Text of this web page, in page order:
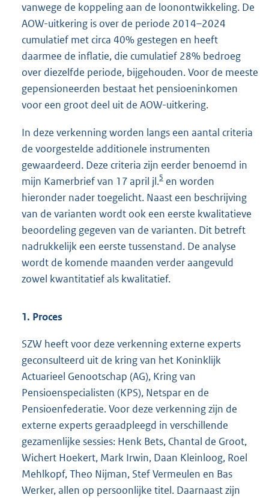
vanwege de koppeling aan de loonontwikkeling. De
AOW-uitkering is over de periode 2014–2024
cumulatief met circa 40% gestegen en heeft
daarmee de inflatie, die cumulatief 28% bedroeg
over diezelfde periode, bijgehouden. Voor de meeste
gepensioneerden bestaat het pensioeninkomen
voor een groot deel uit de AOW-uitkering.
In deze verkenning worden langs een aantal criteria
de voorgestelde additionele instrumenten
gewaardeerd. Deze criteria zijn eerder benoemd in
mijn Kamerbrief van 17 april jl.5 en worden
hieronder nader toegelicht. Naast een beschrijving
van de varianten wordt ook een eerste kwalitatieve
beoordeling gegeven van de varianten. Dit betreft
nadrukkelijk een eerste tussenstand. De analyse
wordt de komende maanden verder aangevuld
zowel kwantitatief als kwalitatief.
1. Proces
SZW heeft voor deze verkenning externe experts
geconsulteerd uit de kring van het Koninklijk
Actuarieel Genootschap (AG), Kring van
Pensioenspecialisten (KPS), Netspar en de
Pensioenfederatie. Voor deze verkenning zijn de
externe experts geraadpleegd in verschillende
gezamenlijke sessies: Henk Bets, Chantal de Groot,
Wichert Hoekert, Mark Irwin, Daan Kleinloog, Roel
Mehlkopf, Theo Nijman, Stef Vermeulen en Bas
Werker, allen op persoonlijke titel. Daarnaast zijn